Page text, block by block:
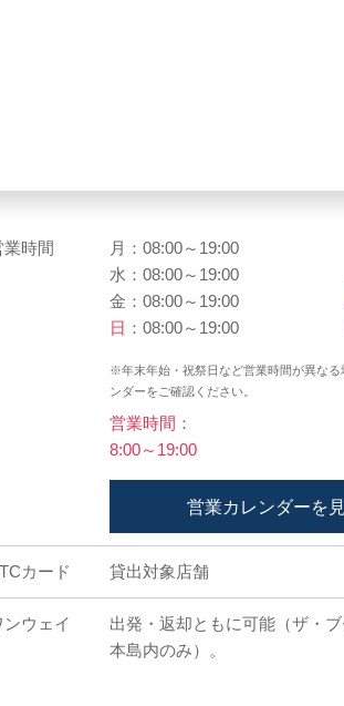
業時間 月：08:00～19:00
水：08:00～19:00
金：08:00～19:00
日 ：08:00～19:00
※年末年始・祝祭日など営業時間が異な
ンダーをご確認ください。
営業時間：
8:00～19:00
営業カレンダーを
カード 貸出対象店舗
ンウェイ
出発・返却ともに可能（ザ・
本島内のみ）。